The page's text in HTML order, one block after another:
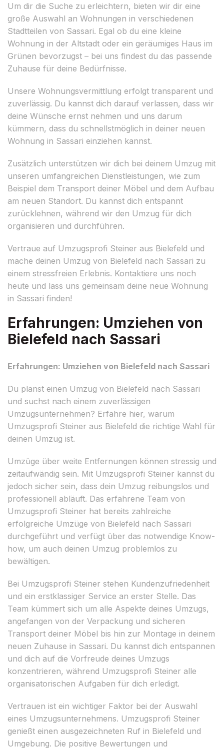
Um dir die Suche zu erleichtern, bieten wir dir eine
große Auswahl an Wohnungen in verschiedenen
Stadtteilen von Sassari. Egal ob du eine kleine
Wohnung in der Altstadt oder ein geräumiges Haus im
Grünen bevorzugst – bei uns findest du das passende
Zuhause für deine Bedürfnisse.
Unsere Wohnungsvermittlung erfolgt transparent und
zuverlässig. Du kannst dich darauf verlassen, dass wir
deine Wünsche ernst nehmen und uns darum
kümmern, dass du schnellstmöglich in deiner neuen
Wohnung in Sassari einziehen kannst.
Zusätzlich unterstützen wir dich bei deinem Umzug mit
unseren umfangreichen Dienstleistungen, wie zum
Beispiel dem Transport deiner Möbel und dem Aufbau
am neuen Standort. Du kannst dich entspannt
zurücklehnen, während wir den Umzug für dich
organisieren und durchführen.
Vertraue auf Umzugsprofi Steiner aus Bielefeld und
mache deinen Umzug von Bielefeld nach Sassari zu
einem stressfreien Erlebnis. Kontaktiere uns noch
heute und lass uns gemeinsam deine neue Wohnung
in Sassari finden!
Erfahrungen: Umziehen von
Bielefeld nach Sassari
Erfahrungen: Umziehen von Bielefeld nach Sassari
Du planst einen Umzug von Bielefeld nach Sassari
und suchst nach einem zuverlässigen
Umzugsunternehmen? Erfahre hier, warum
Umzugsprofi Steiner aus Bielefeld die richtige Wahl für
deinen Umzug ist.
Umzüge über weite Entfernungen können stressig und
zeitaufwändig sein. Mit Umzugsprofi Steiner kannst du
jedoch sicher sein, dass dein Umzug reibungslos und
professionell abläuft. Das erfahrene Team von
Umzugsprofi Steiner hat bereits zahlreiche
erfolgreiche Umzüge von Bielefeld nach Sassari
durchgeführt und verfügt über das notwendige Know-
how, um auch deinen Umzug problemlos zu
bewältigen.
Bei Umzugsprofi Steiner stehen Kundenzufriedenheit
und ein erstklassiger Service an erster Stelle. Das
Team kümmert sich um alle Aspekte deines Umzugs,
angefangen von der Verpackung und sicheren
Transport deiner Möbel bis hin zur Montage in deinem
neuen Zuhause in Sassari. Du kannst dich entspannen
und dich auf die Vorfreude deines Umzugs
konzentrieren, während Umzugsprofi Steiner alle
organisatorischen Aufgaben für dich erledigt.
Vertrauen ist ein wichtiger Faktor bei der Auswahl
eines Umzugsunternehmens. Umzugsprofi Steiner
genießt einen ausgezeichneten Ruf in Bielefeld und
Umgebung. Die positive Bewertungen und